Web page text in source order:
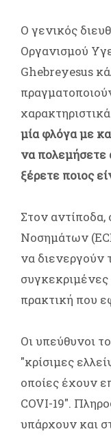
Ο γενικός
Οργανισμού
Ghebreyesus
μία φλόγα με
να πολεμήσετε
ξέρετε ποιος
Στον
Νοσημάτων
να διενεργούν
πρακτική που
Οι υπεύθυνοι
"κρίσιμες
οποίες έχουν
COVI-19".
υπάρχουν και